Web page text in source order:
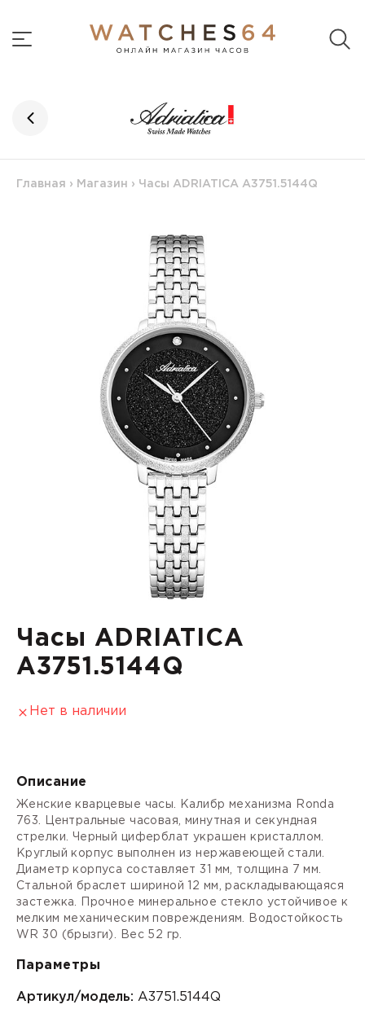
Главная › Магазин › Часы ADRIATICA A3751.5144Q
Часы ADRIATICA
A3751.5144Q
Нет в наличии
Описание
Женские кварцевые часы. Калибр механизма Ronda
763. Центральные часовая, минутная и секундная
стрелки. Черный циферблат украшен кристаллом.
Круглый корпус выполнен из нержавеющей стали.
Диаметр корпуса составляет 31 мм, толщина 7 мм.
Стальной браслет шириной 12 мм, раскладывающаяся
застежка. Прочное минеральное стекло устойчивое к
мелким механическим повреждениям. Водостойкость
WR 30 (брызги). Вес 52 гр.
Параметры
Артикул/модель: A3751.5144Q